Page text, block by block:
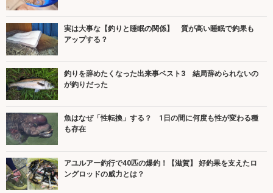
実は大事な【釣りと睡眠の関係】 質が高い睡眠で釣果も
アップする？
釣りを辞めたくなった出来事ベスト3 結局辞められないの
が釣りだった
魚はなぜ「性転換」する？ 1日の間に何度も性が変わる種
も存在
アユルアー釣行で40匹の爆釣！【滋賀】 好釣果を支えたロ
ングロッドの威力とは？